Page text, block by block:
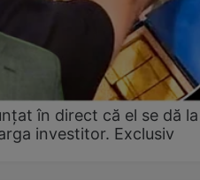
în direct că el se dă
investitor. Exclusiv